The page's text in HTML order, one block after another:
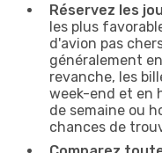
Réservez les
les plus
d'avion pas
généralement
revanche, les
week-end et en
de semaine ou
chances de